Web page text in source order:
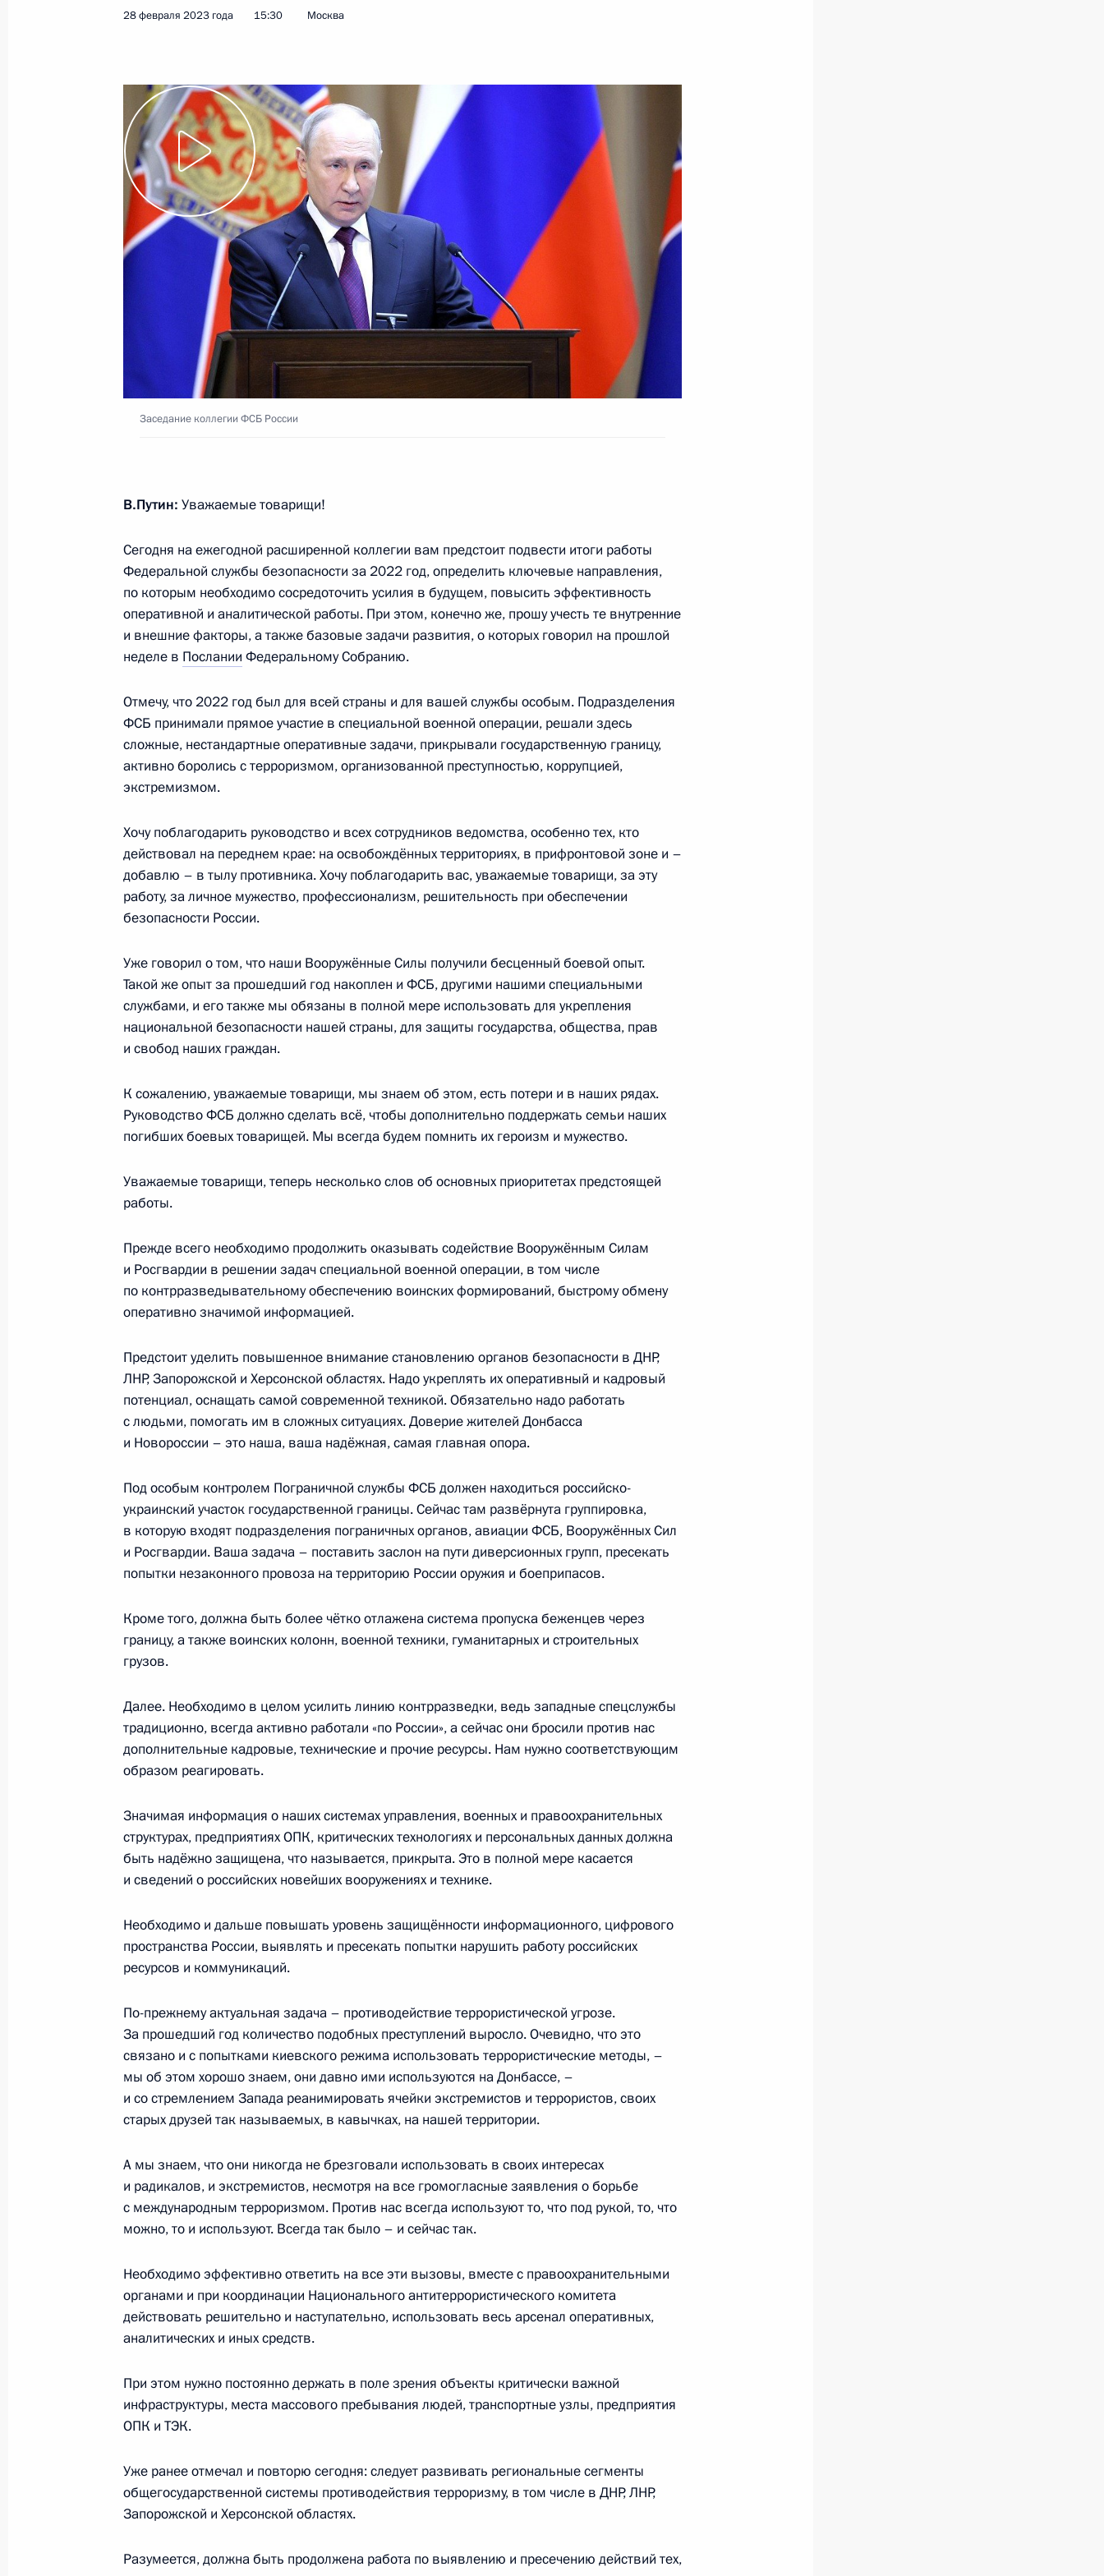
22 марта 2023 года, среда
Вручение премий Президента молодым деятелям культуры
и за произведения для детей
22 марта 2023 года, 13:55 Москва, Кремль
17м
16 марта 2023 года, четверг
Пленарное заседание съезда РСПП
16 марта 2023 года, 16:40 Москва
14
14 марта 2023 года, вторник
2 марта 2023 года, четверг
Открытие Года педагога и наставника
2 марта 2023 года, 15:10 Москва, Кремль
4
28 февраля 2023 года, вторник
Заседание коллегии ФСБ России
28 февраля 2023 года, 15:30
23 февраля 2023 года, четверг
Возложение венка к Могиле Неизвестного Солдата
23 февраля 2023 года, 12:20 Москва, Александровский сад
17 февраля 2023 года, пятница
30-летие «Газпрома»
17 февраля 2023 года, 14:00 Московская область, Ново-Огарёво
15 февраля 2023 года, среда
Открытие объектов здравоохранения в регионах России
Московская область, Ново-Огарёво
9 февраля 2023 года, четверг
Торжественный вечер по случаю 100-летия гражданской авиации
России
Встреча с представителями авиационной отрасли
9 февраля 2023 года, 19:00 Москва, Кремль
8 февраля 2023 года, среда
Беседа с лауреатами премии Президента в области науки
и инноваций для молодых учёных
6
Вручение премий Президента в области науки и инноваций для
молодых учёных
8 февраля 2023 года, 15:50 Москва, Кремль
Встреча с представителями общественных патриотических
и молодёжных организаций
2 февраля 2023 года, 19:50 Волгоград
9
26 января 2023 года, четверг
Федерации еврейских общин Александром Бородой
25 января 2023 года, среда
Встреча с учащимися вузов по случаю Дня российского
студенчества
25 января 2023 года, 16:05 Москва
18 января 2023 года, среда
Встреча с ветеранами Великой Отечественной войны, жителями
блокадного Ленинграда и представителями общественных
18 января 2023 года, 13:45 Санкт-Петербург
10
21 декабря 2022 года, среда
Запуск Ковыктинского месторождения
28 февраля 2023 года 15:30 Москва
Заседание коллегии ФСБ России
В.Путин: Уважаемые товарищи!
Сегодня на ежегодной расширенной коллегии вам предстоит подвести итоги работы
Федеральной службы безопасности за 2022 год, определить ключевые направления,
по которым необходимо сосредоточить усилия в будущем, повысить эффективность
оперативной и аналитической работы. При этом, конечно же, прошу учесть те внутренние
и внешние факторы, а также базовые задачи развития, о которых говорил на прошлой
неделе в Послании Федеральному Собранию.
Отмечу, что 2022 год был для всей страны и для вашей службы особым. Подразделения
ФСБ принимали прямое участие в специальной военной операции, решали здесь
сложные, нестандартные оперативные задачи, прикрывали государственную границу,
активно боролись с терроризмом, организованной преступностью, коррупцией,
экстремизмом.
Хочу поблагодарить руководство и всех сотрудников ведомства, особенно тех, кто
действовал на переднем крае: на освобождённых территориях, в прифронтовой зоне и –
добавлю – в тылу противника. Хочу поблагодарить вас, уважаемые товарищи, за эту
работу, за личное мужество, профессионализм, решительность при обеспечении
безопасности России.
Уже говорил о том, что наши Вооружённые Силы получили бесценный боевой опыт.
Такой же опыт за прошедший год накоплен и ФСБ, другими нашими специальными
службами, и его также мы обязаны в полной мере использовать для укрепления
национальной безопасности нашей страны, для защиты государства, общества, прав
и свобод наших граждан.
К сожалению, уважаемые товарищи, мы знаем об этом, есть потери и в наших рядах.
Руководство ФСБ должно сделать всё, чтобы дополнительно поддержать семьи наших
погибших боевых товарищей. Мы всегда будем помнить их героизм и мужество.
Уважаемые товарищи, теперь несколько слов об основных приоритетах предстоящей
работы.
Прежде всего необходимо продолжить оказывать содействие Вооружённым Силам
и Росгвардии в решении задач специальной военной операции, в том числе
по контрразведывательному обеспечению воинских формирований, быстрому обмену
оперативно значимой информацией.
Предстоит уделить повышенное внимание становлению органов безопасности в ДНР,
ЛНР, Запорожской и Херсонской областях. Надо укреплять их оперативный и кадровый
потенциал, оснащать самой современной техникой. Обязательно надо работать
с людьми, помогать им в сложных ситуациях. Доверие жителей Донбасса
и Новороссии – это наша, ваша надёжная, самая главная опора.
Под особым контролем Пограничной службы ФСБ должен находиться российско-
украинский участок государственной границы. Сейчас там развёрнута группировка,
в которую входят подразделения пограничных органов, авиации ФСБ, Вооружённых Сил
и Росгвардии. Ваша задача – поставить заслон на пути диверсионных групп, пресекать
попытки незаконного провоза на территорию России оружия и боеприпасов.
Кроме того, должна быть более чётко отлажена система пропуска беженцев через
границу, а также воинских колонн, военной техники, гуманитарных и строительных
грузов.
Далее. Необходимо в целом усилить линию контрразведки, ведь западные спецслужбы
традиционно, всегда активно работали «по России», а сейчас они бросили против нас
дополнительные кадровые, технические и прочие ресурсы. Нам нужно соответствующим
образом реагировать.
Значимая информация о наших системах управления, военных и правоохранительных
структурах, предприятиях ОПК, критических технологиях и персональных данных должна
быть надёжно защищена, что называется, прикрыта. Это в полной мере касается
и сведений о российских новейших вооружениях и технике.
Необходимо и дальше повышать уровень защищённости информационного, цифрового
пространства России, выявлять и пресекать попытки нарушить работу российских
ресурсов и коммуникаций.
По-прежнему актуальная задача – противодействие террористической угрозе.
За прошедший год количество подобных преступлений выросло. Очевидно, что это
связано и с попытками киевского режима использовать террористические методы, –
мы об этом хорошо знаем, они давно ими используются на Донбассе, –
и со стремлением Запада реанимировать ячейки экстремистов и террористов, своих
старых друзей так называемых, в кавычках, на нашей территории.
А мы знаем, что они никогда не брезговали использовать в своих интересах
и радикалов, и экстремистов, несмотря на все громогласные заявления о борьбе
с международным терроризмом. Против нас всегда используют то, что под рукой, то, что
можно, то и используют. Всегда так было – и сейчас так.
Необходимо эффективно ответить на все эти вызовы, вместе с правоохранительными
органами и при координации Национального антитеррористического комитета
действовать решительно и наступательно, использовать весь арсенал оперативных,
аналитических и иных средств.
При этом нужно постоянно держать в поле зрения объекты критически важной
инфраструктуры, места массового пребывания людей, транспортные узлы, предприятия
ОПК и ТЭК.
Уже ранее отмечал и повторю сегодня: следует развивать региональные сегменты
общегосударственной системы противодействия терроризму, в том числе в ДНР, ЛНР,
Запорожской и Херсонской областях.
Разумеется, должна быть продолжена работа по выявлению и пресечению действий тех,